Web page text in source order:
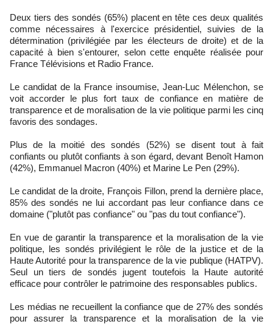
Deux tiers des sondés (65%) placent en tête ces deux qualités
comme nécessaires à l'exercice présidentiel, suivies de la
détermination (privilégiée par les électeurs de droite) et de la
capacité à bien s'entourer, selon cette enquête réalisée pour
France Télévisions et Radio France.
Le candidat de la France insoumise, Jean-Luc Mélenchon, se
voit accorder le plus fort taux de confiance en matière de
transparence et de moralisation de la vie politique parmi les cinq
favoris des sondages.
Plus de la moitié des sondés (52%) se disent tout à fait
confiants ou plutôt confiants à son égard, devant Benoît Hamon
(42%), Emmanuel Macron (40%) et Marine Le Pen (29%).
Le candidat de la droite, François Fillon, prend la dernière place,
85% des sondés ne lui accordant pas leur confiance dans ce
domaine ("plutôt pas confiance" ou "pas du tout confiance").
En vue de garantir la transparence et la moralisation de la vie
politique, les sondés privilégient le rôle de la justice et de la
Haute Autorité pour la transparence de la vie publique (HATPV).
Seul un tiers de sondés jugent toutefois la Haute autorité
efficace pour contrôler le patrimoine des responsables publics.
Les médias ne recueillent la confiance que de 27% des sondés
pour assurer la transparence et la moralisation de la vie